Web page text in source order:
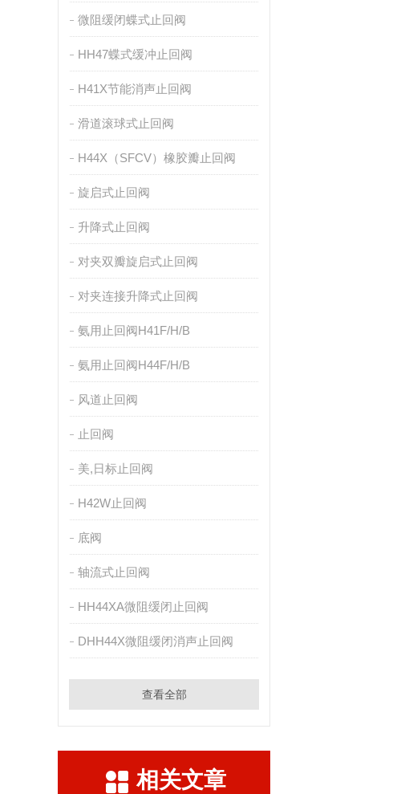
微阻缓闭蝶式止回阀
HH47蝶式缓冲止回阀
H41X节能消声止回阀
滑道滚球式止回阀
H44X（SFCV）橡胶瓣止回阀
旋启式止回阀
升降式止回阀
对夹双瓣旋启式止回阀
对夹连接升降式止回阀
氨用止回阀H41F/H/B
氨用止回阀H44F/H/B
风道止回阀
止回阀
美,日标止回阀
H42W止回阀
底阀
轴流式止回阀
HH44XA微阻缓闭止回阀
DHH44X微阻缓闭消声止回阀
查看全部
相关文章